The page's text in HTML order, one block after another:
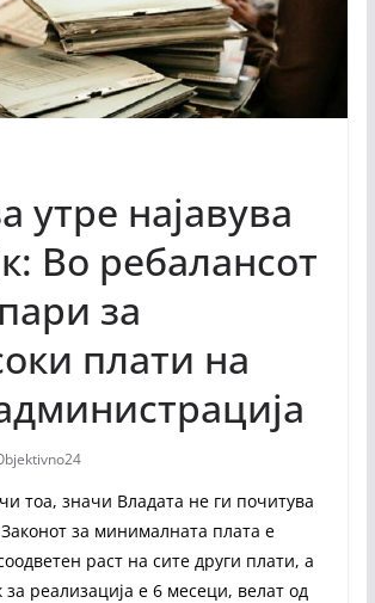
утре најавува
Во ребалансот
за
плати на
тоа, значи Владата не ги почитува
за минималната плата е
раст на сите други плати, а
реализација е 6 месеци, велат од